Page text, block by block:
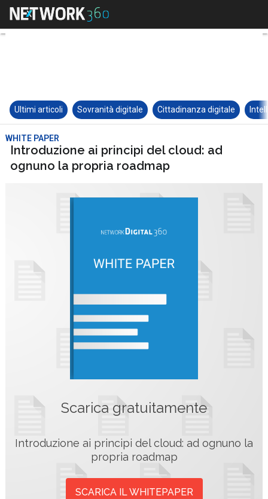
Ultimi articoli Sovranità digitale Cittadinanza digitale
WHITE PAPER
Introduzione ai principi del cloud: ad
ognuno la propria roadmap
Scarica gratuitamente
Introduzione ai principi del cloud: ad ognuno la
propria roadmap
SCARICA IL WHITEPAPER